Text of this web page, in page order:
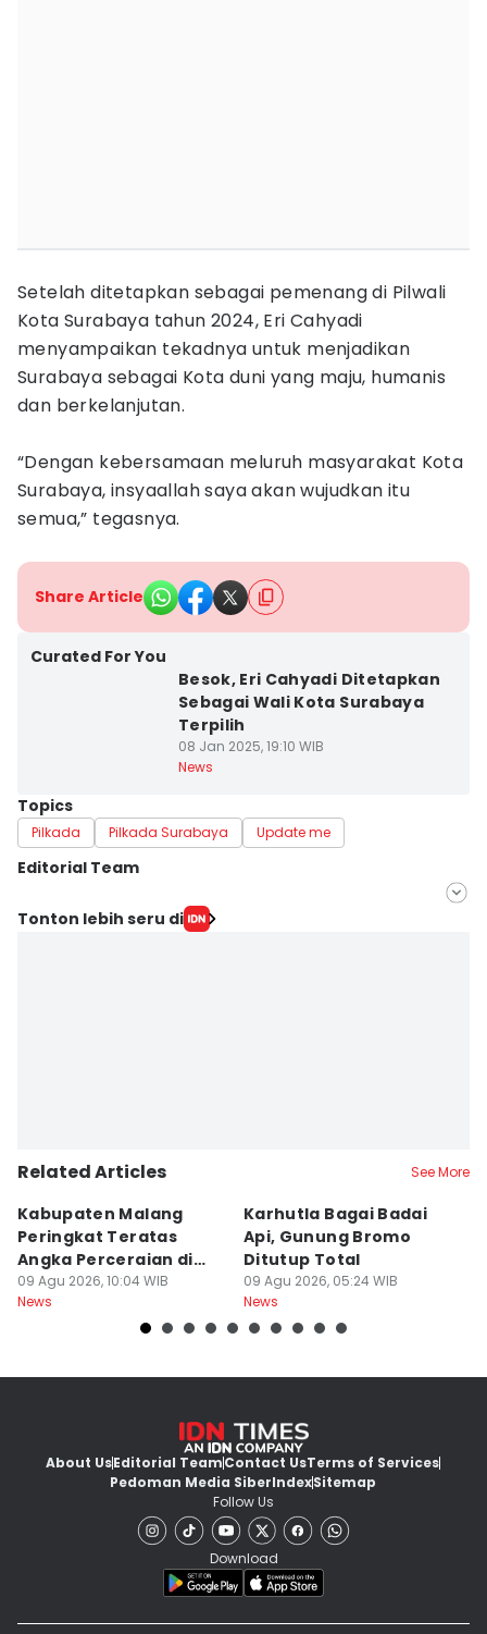
Setelah ditetapkan sebagai pemenang di Pilwali
Kota Surabaya tahun 2024, Eri Cahyadi
menyampaikan tekadnya untuk menjadikan
Surabaya sebagai Kota duni yang maju, humanis
dan berkelanjutan.
“Dengan kebersamaan meluruh masyarakat Kota
Surabaya, insyaallah saya akan wujudkan itu
semua,” tegasnya.
Share Article
Curated For You
Besok, Eri Cahyadi Ditetapkan
Sebagai Wali Kota Surabaya
Terpilih
08 Jan 2025, 19:10 WIB
News
Topics
Pilkada Pilkada Surabaya Update me
Editorial Team
Editor
Tonton lebih seru di
Related Articles See More
Kabupaten Malang
Peringkat Teratas
Angka Perceraian di
Jatim
09 Agu 2026, 10:04 WIB
News
Karhutla Bagai Badai
Api, Gunung Bromo
Ditutup Total
09 Agu 2026, 05:24 WIB
News
About UsEditorial TeamContact UsTerms of Services
Pedoman Media SiberIndexSitemap
Follow Us
Download